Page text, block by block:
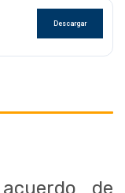
Descargar
de